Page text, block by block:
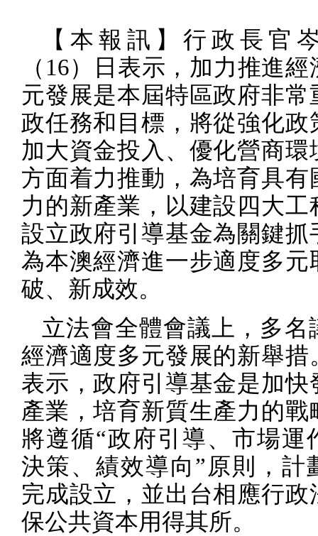
【本報訊】行政長官
（ 16）日表示，加力推進經
元發展是本屆特區政府非常
政任務和目標，將從強化政
加大資金投入、優化營商環
方面着力推動，為培育具有
力的新產業，以建設四大工
設立政府引導基金為關鍵抓
為本澳經濟進一步適度多元
破、新成效。
立法會全體會議上，多名
經濟適度多元發展的新舉措
表示，政府引導基金是加快
產業，培育新質生產力的戰
將遵循“政府引導、市場運
決策、績效導向”原則，計
完成設立，並出台相應行政
保公共資本用得其所。